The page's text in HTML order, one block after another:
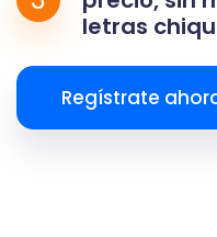
letras
Regístrate